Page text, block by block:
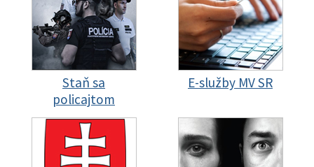
Staň sa
policajtom
E-služby MV SR